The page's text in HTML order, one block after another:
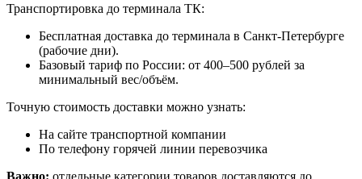
Транспортировка до терминала ТК:
Бесплатная доставка до терминала в Санкт-Петербурге
(рабочие дни).
Базовый тариф по России: от 400–500 рублей за
минимальный вес/объём.
Точную стоимость доставки можно узнать:
На сайте транспортной компании
По телефону горячей линии перевозчика
Важно: отдельные категории товаров доставляются до